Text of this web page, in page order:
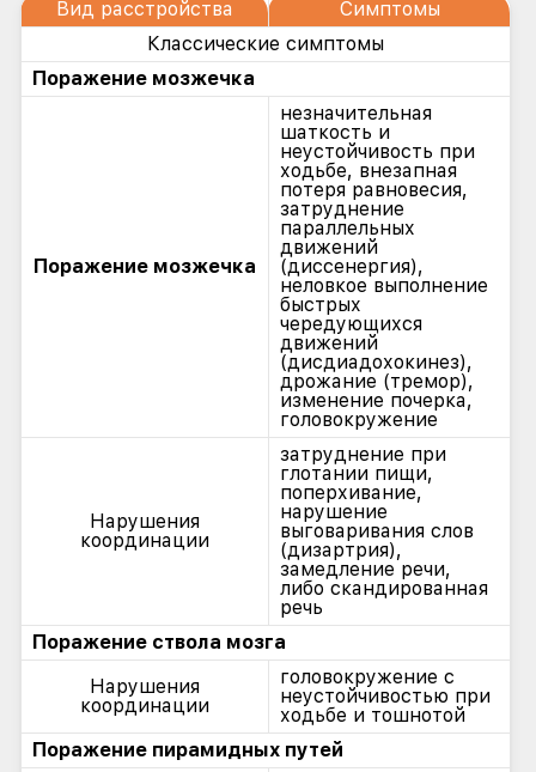
Вид расстройства
Симптомы
Классические симптомы
Поражение мозжечка
Поражение мозжечка
незначительная
шаткость и
неустойчивость при
ходьбе, внезапная
потеря равновесия,
затруднение
параллельных
движений
(диссенергия),
неловкое выполнение
быстрых
чередующихся
движений
(дисдиадохокинез),
дрожание (тремор),
изменение почерка,
головокружение
Нарушения
координации
затруднение при
глотании пищи,
поперхивание,
нарушение
выговаривания слов
(дизартрия),
замедление речи,
либо скандированная
речь
Поражение ствола мозга
Нарушения
координации
головокружение с
неустойчивостью при
ходьбе и тошнотой
Поражение пирамидных путей